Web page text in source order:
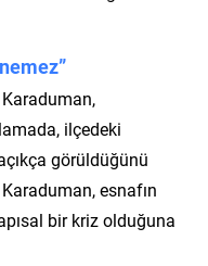
ilçedeki
görüldüğünü
esnafın
bir kriz olduğuna